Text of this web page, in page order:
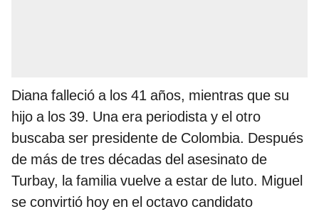
Diana falleció a los 41 años, mientras que su
hijo a los 39. Una era periodista y el otro
buscaba ser presidente de Colombia. Después
de más de tres décadas del asesinato de
Turbay, la familia vuelve a estar de luto. Miguel
se convirtió hoy en el octavo candidato